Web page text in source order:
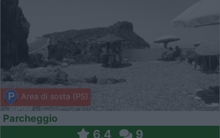
Area di sosta (PS)
Parcheggio
6,4 9